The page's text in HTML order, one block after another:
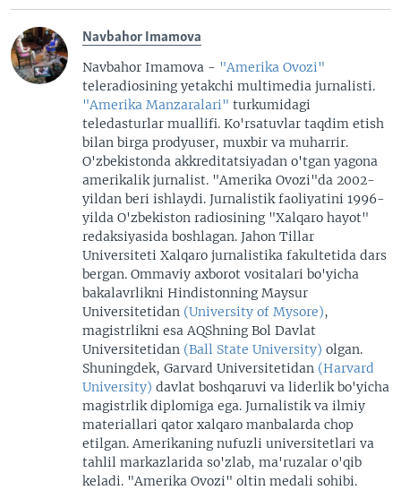
Navbahor Imamova
Navbahor Imamova - "Amerika Ovozi"
teleradiosining yetakchi multimedia jurnalisti.
"Amerika Manzaralari" turkumidagi
teledasturlar muallifi. Ko'rsatuvlar taqdim etish
bilan birga prodyuser, muxbir va muharrir.
O'zbekistonda akkreditatsiyadan o'tgan yagona
amerikalik jurnalist. "Amerika Ovozi"da 2002-
yildan beri ishlaydi. Jurnalistik faoliyatini 1996-
yilda O'zbekiston radiosining "Xalqaro hayot"
redaksiyasida boshlagan. Jahon Tillar
Universiteti Xalqaro jurnalistika fakultetida dars
bergan. Ommaviy axborot vositalari bo'yicha
bakalavrlikni Hindistonning Maysur
Universitetidan (University of Mysore),
magistrlikni esa AQShning Bol Davlat
Universitetidan (Ball State University) olgan.
Shuningdek, Garvard Universitetidan (Harvard
University) davlat boshqaruvi va liderlik bo'yicha
magistrlik diplomiga ega. Jurnalistik va ilmiy
materiallari qator xalqaro manbalarda chop
etilgan. Amerikaning nufuzli universitetlari va
tahlil markazlarida so'zlab, ma'ruzalar o'qib
keladi. "Amerika Ovozi" oltin medali sohibi.